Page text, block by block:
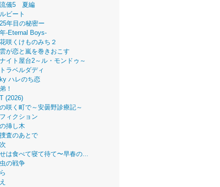
儀5 夏編
ビート
年目の秘密ー
-Eternal Boys-
咲くけものみち２
が恋と嵐を巻きおこす
イト屋台2～ル・モンドゥ～
ラベルダディ
ハレのち恋
！
(2026)
咲く町で～安曇野診療記～
ィクション
挿し木
査のあとで
は食べて寝て待て〜早春の...
の戦争